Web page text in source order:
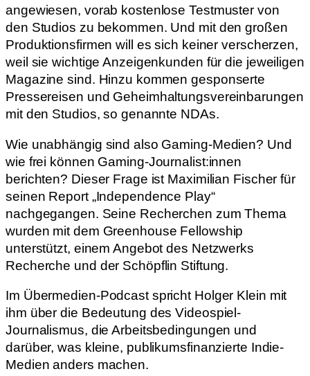
angewiesen, vorab kostenlose Testmuster von
den Studios zu bekommen. Und mit den großen
Produktionsfirmen will es sich keiner verscherzen,
weil sie wichtige Anzeigenkunden für die jeweiligen
Magazine sind. Hinzu kommen gesponserte
Pressereisen und Geheimhaltungsvereinbarungen
mit den Studios, so genannte NDAs.
Wie unabhängig sind also Gaming-Medien? Und
wie frei können Gaming-Journalist:innen
berichten? Dieser Frage ist Maximilian Fischer für
seinen Report „Independence Play“
nachgegangen. Seine Recherchen zum Thema
wurden mit dem Greenhouse Fellowship
unterstützt, einem Angebot des Netzwerks
Recherche und der Schöpflin Stiftung.
Im Übermedien-Podcast spricht Holger Klein mit
ihm über die Bedeutung des Videospiel-
Journalismus, die Arbeitsbedingungen und
darüber, was kleine, publikumsfinanzierte Indie-
Medien anders machen.